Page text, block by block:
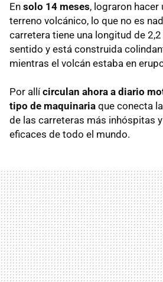
En solo 14 meses, lograron
terreno volcánico, lo que no es
carretera tiene una longitud de
sentido y está construida
mientras el volcán estaba en
Por allícirculan ahora a diario
tipo de maquinaria que conecta
de las carreteras más inhóspitas
eficaces de todo el mundo.